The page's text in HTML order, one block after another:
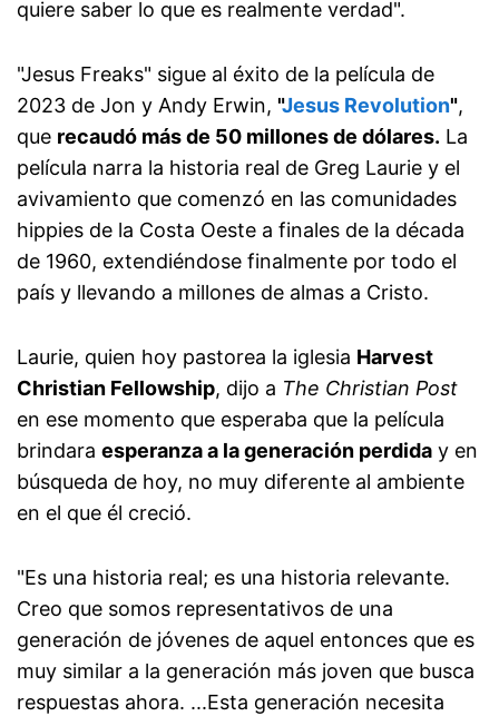
quiere saber lo que es realmente verdad".
"Jesus Freaks" sigue al éxito de la película de
2023 de Jon y Andy Erwin, "Jesus Revolution",
que recaudó más de 50 millones de dólares. La
película narra la historia real de Greg Laurie y el
avivamiento que comenzó en las comunidades
hippies de la Costa Oeste a finales de la década
de 1960, extendiéndose finalmente por todo el
país y llevando a millones de almas a Cristo.
Laurie, quien hoy pastorea la iglesia Harvest
Christian Fellowship, dijo a The Christian Post
en ese momento que esperaba que la película
brindara esperanza a la generación perdida y en
búsqueda de hoy, no muy diferente al ambiente
en el que él creció.
"Es una historia real; es una historia relevante.
Creo que somos representativos de una
generación de jóvenes de aquel entonces que es
muy similar a la generación más joven que busca
respuestas ahora. ...Esta generación necesita